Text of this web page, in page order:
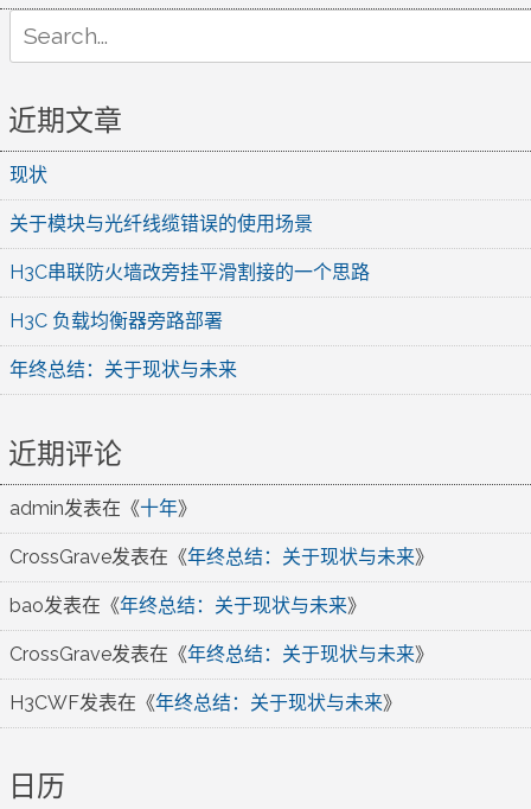
for:
近期文章
现状
关于模块与光纤线缆错误的使用场景
H3C串联防火墙改旁挂平滑割接的一个思路
H3C 负载均衡器旁路部署
年终总结：关于现状与未来
近期评论
admin发表在《十年》
CrossGrave发表在《年终总结：关于现状与未来》
bao发表在《年终总结：关于现状与未来》
CrossGrave发表在《年终总结：关于现状与未来》
H3CWF发表在《年终总结：关于现状与未来》
日历